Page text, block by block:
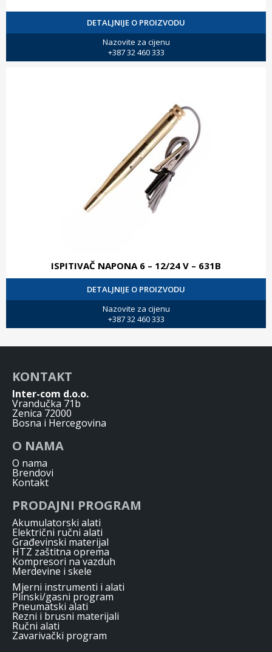
DETALJNIJE O PROIZVODU
Nazovite za cijenu
+387 32 460 333
ISPITIVAČ NAPONA 6 – 12/24 V – 631B
DETALJNIJE O PROIZVODU
Nazovite za cijenu
+387 32 460 333
KONTAKT
Inter-com d.o.o.
Vrandučka 71b
Zenica 72000
Bosna i Hercegovina
O NAMA
O nama
Brendovi
Kontakt
PRODAJNI PROGRAM
Akumulatorski alati
Električni ručni alati
Građevinski materijal
HTZ zaštitna oprema
Kompresori na vazduh
Merdevine i skele
Mjerni instrumenti i alati
Plinski/gasni program
Pneumatski alati
Rezni i brusni materijali
Ručni alati
Zavarivački program